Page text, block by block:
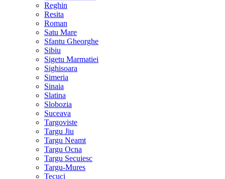
Reghin
Resita
Roman
Satu Mare
Sfantu Gheorghe
Sibiu
Sigetu Marmatiei
Sighisoara
Simeria
Sinaia
Slatina
Slobozia
Suceava
Targoviste
Targu Jiu
Targu Neamt
Targu Ocna
Targu Secuiesc
Targu-Mures
Tecuci